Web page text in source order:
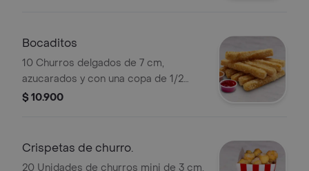
Bocaditos
10 Churros delgados de 7 cm,
azucarados y con una copa de 1/2
onza de salsa a elección
$ 10.900
Crispetas de churro.
20 Unidades de churros mini de 3 cm,